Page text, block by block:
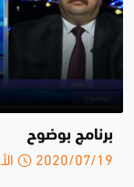
برنامج بوضوح
2020/07/19 الأحد 23:54 م